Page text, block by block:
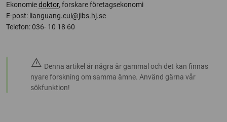
Ekonomiedoktor, forskare företagsekonomi
E-post: lianguang.cui@jibs.hj.se
Telefon: 036- 10 18 60
warning Denna artikel är några år gammal och det kan finnas
nyare forskning om samma ämne. Använd gärna vår
sökfunktion!